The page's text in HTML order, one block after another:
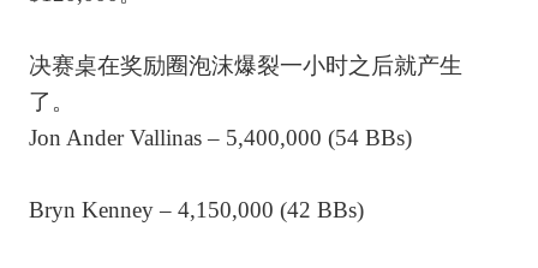
决赛桌在奖励圈泡沫爆裂一小时之后就产生
了。
Jon Ander Vallinas – 5,400,000 (54 BBs)
Bryn Kenney – 4,150,000 (42 BBs)